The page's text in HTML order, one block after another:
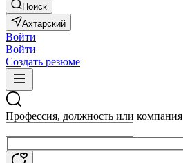
Поиск
Ахтарский
Войти
Войти
Создать резюме
Профессия, должность или компания